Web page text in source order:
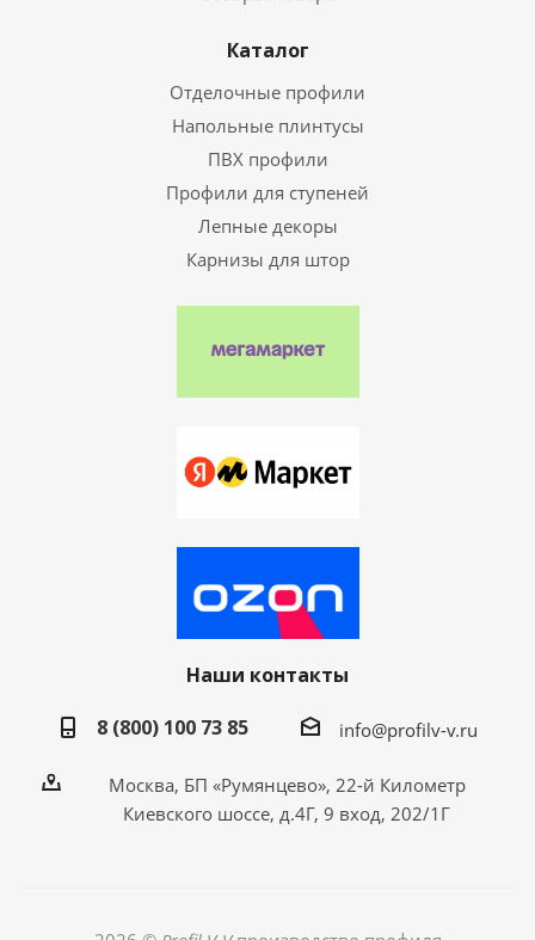
Каталог
Отделочные профили
Напольные плинтусы
ПВХ профили
Профили для ступеней
Лепные декоры
Карнизы для штор
Наши контакты
8 (800) 100 73 85
info@profilv-v.ru
Москва, БП «Румянцево», 22-й Километр
Киевского шоссе, д.4Г, 9 вход, 202/1Г